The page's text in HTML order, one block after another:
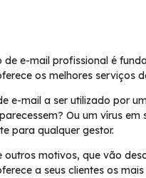
de e-mail profissional é
os melhores serviços
e-mail a ser utilizado por
Ou um vírus
para qualquer gestor.
outros motivos, que vão
a seus clientes os